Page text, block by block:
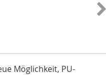
Möglichkeit, PU-